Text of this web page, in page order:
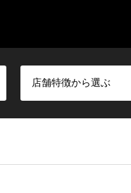
店舗特徴から選ぶ